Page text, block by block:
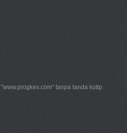
tanpa tanda kutip